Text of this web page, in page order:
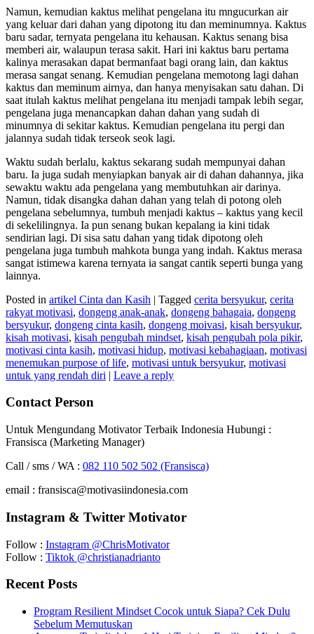
Namun, kemudian kaktus melihat pengelana itu mngucurkan air
yang keluar dari dahan yang dipotong itu dan meminumnya. Kaktus
baru sadar, ternyata pengelana itu kehausan. Kaktus senang bisa
memberi air, walaupun terasa sakit. Hari ini kaktus baru pertama
kalinya merasakan dapat bermanfaat bagi orang lain, dan kaktus
merasa sangat senang. Kemudian pengelana memotong lagi dahan
kaktus dan meminum airnya, dan hanya menyisakan satu dahan. Di
saat itulah kaktus melihat pengelana itu menjadi tampak lebih segar,
pengelana juga menancapkan dahan dahan yang sudah di
minumnya di sekitar kaktus. Kemudian pengelana itu pergi dan
jalannya sudah tidak terseok seok lagi.
Waktu sudah berlalu, kaktus sekarang sudah mempunyai dahan
baru. Ia juga sudah menyiapkan banyak air di dahan dahannya, jika
sewaktu waktu ada pengelana yang membutuhkan air darinya.
Namun, tidak disangka dahan dahan yang telah di potong oleh
pengelana sebelumnya, tumbuh menjadi kaktus – kaktus yang kecil
di sekelilingnya. Ia pun senang bukan kepalang ia kini tidak
sendirian lagi. Di sisa satu dahan yang tidak dipotong oleh
pengelana juga tumbuh mahkota bunga yang indah. Kaktus merasa
sangat istimewa karena ternyata ia sangat cantik seperti bunga yang
lainnya.
Posted in artikel Cinta dan Kasih | Tagged cerita bersyukur, cerita
rakyat motivasi, dongeng anak-anak, dongeng bahagaia, dongeng
bersyukur, dongeng cinta kasih, dongeng moivasi, kisah bersyukur,
kisah motivasi, kisah pengubah mindset, kisah pengubah pola pikir,
motivasi cinta kasih, motivasi hidup, motivasi kebahagiaan, motivasi
menemukan purpose of life, motivasi untuk bersyukur, motivasi
untuk yang rendah diri | Leave a reply
Contact Person
Untuk Mengundang Motivator Terbaik Indonesia Hubungi :
Fransisca (Marketing Manager)
Call / sms / WA : 082 110 502 502 (Fransisca)
email : fransisca@motivasiindonesia.com
Instagram & Twitter Motivator
Follow : Instagram @ChrisMotivator
Follow : Tiktok @christianadrianto
Recent Posts
Program Resilient Mindset Cocok untuk Siapa? Cek Dulu
Sebelum Memutuskan